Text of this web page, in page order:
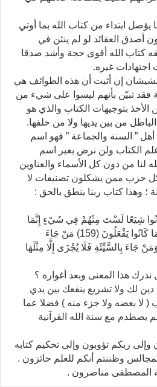
يؤصل ابتداء من كتاب الله بما أوتي
أصدق العقائد لو لم ينثن في
كتاب الله أقوى حجة وأشد صدقا
غيره.
إن أثبت أن هذه الطوائف هي
فقد تبيّن بأنهم ليسوا على شيء من
الأخذ بتوجيهات الكتاب والذي هو
من بين يديها ولا من خلفها.
” السنة والجماعة ” فهو اسم
الكتاب ولن نرض بغير اسم
لنا من دون كل الأسماء والعناوين
كل حزب ممن يشكلون تصنيفات لا
؛ وهذا كتاب ربنا ينطق بالحق :
شِيَعًا لَسْتَ مِنْهُمْ فِي شَيْءٍ إِنَّمَا
أَمْرُهُمْ إِلَى اللهِ ثُمَّ يُنَبِّئُهُمْ بِمَا كَانُوا يَفْعَلُونَ (159) مَنْ جَاءَ
جَاءَ بِالسَّيِّئَةِ فَلَا يُجْزَى إِلَّا مِثْلَهَا
هذا المعنى وبعد أغواره ؟
لك ولا تشريع ينفعك بين يدي
( لا بعضه ولا جزء منه ) فضلا عما
مع سنة الله القرآنية
ربكم تؤوبون وإلى تحكيم كتابه
وظننتم أنكم للعلم حائزون .
المصطفى مناصرون .